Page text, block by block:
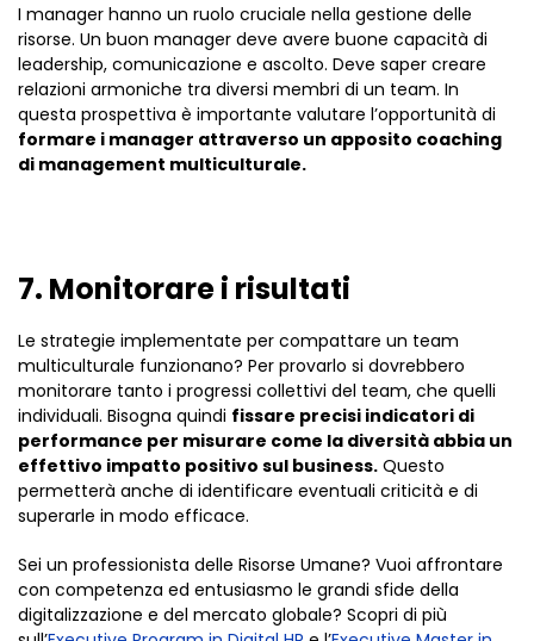
I manager hanno un ruolo cruciale nella gestione delle
risorse. Un buon manager deve avere buone capacità di
leadership, comunicazione e ascolto. Deve saper creare
relazioni armoniche tra diversi membri di un team. In
questa prospettiva è importante valutare l’opportunità di
formare i manager attraverso un apposito coaching
di management multiculturale.
7. Monitorare i risultati
Le strategie implementate per compattare un team
multiculturale funzionano? Per provarlo si dovrebbero
monitorare tanto i progressi collettivi del team, che quelli
individuali. Bisogna quindi fissare precisi indicatori di
performance per misurare come la diversità abbia un
effettivo impatto positivo sul business. Questo
permetterà anche di identificare eventuali criticità e di
superarle in modo efficace.
Sei un professionista delle Risorse Umane? Vuoi affrontare
con competenza ed entusiasmo le grandi sfide della
digitalizzazione e del mercato globale? Scopri di più